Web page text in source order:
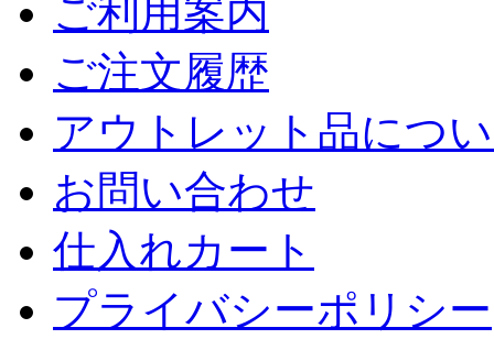
ご利用案内
ご注文履歴
アウトレット品につ
お問い合わせ
仕入れカート
プライバシーポリシー